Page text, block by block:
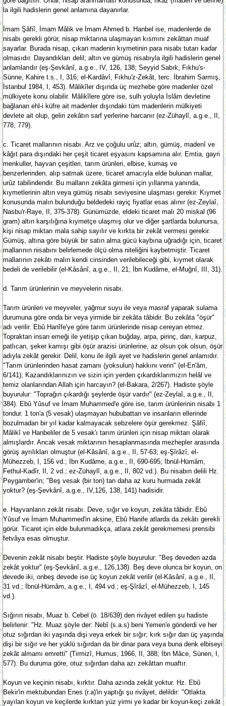
la ilgili hadislerin genel anlamına dayanırlar.
İmam Şâfiî, İmam Mâlik ve İmam Ahmed b. Hanbel ise, madenlerde de
nisabı gerekli görür, nisap miktarına ulaşmayan kısmını zekâttan muaf
sayarlar. Burada nisap, çıkan madenin kıymetinin para nisabı tutarı kadar
olmasıdır. Dayandıkları delil; altın ve gümüş nisabıyla ilgili hadislerin genel
anlamlarıdır (eş-Şevkânî, a.g.e., IV, 126, 138; Seyyid Sabık, Fıkhu's-
Sünne, Kahire t.s., I, 316; el-Kardâvî, Fıkhu'z-Zekât, terc. İbrahim Sarmış,
İstanbul 1984, I, 453). Mâlikîler dışında üç mezhebe göre madenler özel
mülkiyete konu olabilir. Mâlikîlere göre ise, sulh yoluyla İslâm devletine
bağlanan ehl-i küfre ait madenler dışındaki tüm madenlerin mülkiyeti
devlete ait olup, geliri zekâtın sarf yerlerine harcanır (ez-Zühaylî, a.g.e., II,
778, 779).
c. Ticaret mallarının nisabı. Arz ve çoğulu urûz; altın, gümüş, madenî ve
kâğıt para dışındaki her çeşit ticaret eşyasını kapsamına alır. Emtia, gayri
menkuller, hayvan çeşitleri, tarım ürünleri, elbise, kumaş ve
benzerlerinden, alıp satmak üzere, ticaret amacıyla elde bulunan mallar,
urûz tabilindendir. Bu malların zekâta girmesi için yıllanma yanında,
kıymetlerinin altın veya gümüş nisabı seviyesine ulaşması gerekir. Kıymet
konusunda malın bulunduğu beldedeki rayiç fiyatlar esas alınır (ez-Zeylaî,
Nasbu'r-Raye, II, 375-378). Günümüzde, eldeki ticaret malı 20 miskal (96
gram) altın karşılığına kıymetçe ulaşmış olur ve diğer şartlarda bulunursa,
kişi nisap miktarı mala sahip sayılır ve kırkta bir zekât vermesi gerekir.
Gümüş, altına göre büyük bir satın alma gücü kaybına uğradığı için, ticaret
mallarının nisabını belirlemede ölçü olma niteliğini kaybetmiştir. Ticaret
mallarının zekâtı malın kendi cinsinden verilebileceği gibi, kıymet olarak
bedeli de verilebilir (el-Kâsânî, a.g.e., II, 21; İbn Kudâme, el-Muğnî, III, 31).
d. Tarım ürünlerinin ve meyvelerin nisabı.
Tarım ürünleri ve meyveler, yağmur suyu ile veya masraf yaparak sulama
durumuna göre onda bir veya yirmide bir zekâta tâbidir. Bu zekâta "öşür"
adı verilir. Ebû Hanîfe'ye göre tarım ürünlerinde nisap cereyan etmez.
Topraktan insan emeği ile yetişip çıkan buğday, arpa, pirinç, darı, karpuz,
patlıcan, şeker kamışı gibi öşür arazisi ürünlerine, az olsun çok olsun, öşür
adıyla zekât gerekir. Delil, konu ile ilgili ayet ve hadislerin genel anlamıdır.
"Tarım ürünlerinden hasat zamanı (yoksulun) hakkını verin" (el-En'âm,
6/141); Kazandıklarınızın ve sizin için yerden çıkardıklarımızın helâl ve
temiz olanlarından Allah için harcayın? (el-Bakara, 2/267). Hadiste şöyle
buyurulur: "Toprağın çıkardığı şeylerde öşür vardır" (ez-Zeylaî, a.g.e., II,
384). Ebû Yûsuf ve İmam Muhammed'e göre ise, tarım ürünlerinin nisabı 1
tondur. 1 ton'a (5 vesak) ulaşmayan hububattan ve insanların ellerinde
bozulmadan bir yıl kadar kalmayacak sebzelere öşür gerekmez. Şâfiî,
Mâlikî ve Hanbeliler de 5 vesak'ı tarım ürünleri için nisap miktarı olarak
almışlardır. Ancak vesak miktarının hesaplanmasında mezhepler arasında
görüş ayrılıkları olmuştur (el-Kâsânî, a.g.e., II, 57-63; eş-Şîrâzî, el-
Mühezzeb, I, 156 vd.; İbn Kudâme, a.g.e., II, 690-695; İbnül-Hümâm,
Fethul-Kadîr, II, 2 vd.; ez-Zühaylî, a.g.e., II, 802 vd.). Bu nisabın delili Hz.
Peygamber'in; "Beş vesak (bir ton) tan daha az kuru hurmada zekât
yoktur? (eş-Şevkânî, a.g.e., IV,126, 138, 141) hadisidir.
e. Hayvanların zekât nisabı. Deve, sığır ve koyun, zekâta tâbidir. Ebû
Yûsuf ve İmam Muhammed'in aksine, Ebû Hanife atlarda da zekâtı gerekli
görür. Ticaret için elde bulunmadıkça, atlara zekât gerekmemesi prensibi
fetvâya esas olmuştur.
Devenin zekât nisabı beştir. Hadiste şöyle buyurulur: "Beş deveden azda
zekât yoktur" (eş-Şevkânî, a.g.e., 126,138). Beş deve olunca bir koyun, on
devede iki, onbeş devede ise üç koyun zekât verilir (el-Kâsânî, a.g.e., II,
31 vd.; İbnül-Hümâm, a.g.e., I, 494 vd.; eş-Şîrâzî, el-Mühezzeb, I, 145
vd.).
Sığırın nisabı, Muaz b. Cebel (ö. 18/639) den rivâyet edilen şu hadiste
belirlenir: "Hz. Muaz şöyle der: Nebî (s.a.s) beni Yemen'e gönderdi ve her
otuz sığırdan iki yaşında dişi veya erkek bir sığır; kırk sığır dan üç yaşında
dişi bir sığır ve her yüklü sığırdan da bir dinar para veya buna denk elbiseyi
zekât almamı emretti" (Tirmizî, Humus, 1966, II, 388; İbn Mâce, Sünen, I,
577). Bu duruma göre, otuz sığırdan daha azı zekâttan muaftır.
Koyun ve keçinin nisabı, kırktır. Daha azında zekât yoktur. Hz. Ebû
Bekir'in mektubundan Enes (r.a)'in yaptığı şu rivâyet, delildir: "Otlakta
yayılan koyun ve keçilerde kırktan yüz yirmi ye kadar bir koyun-keçi zekât